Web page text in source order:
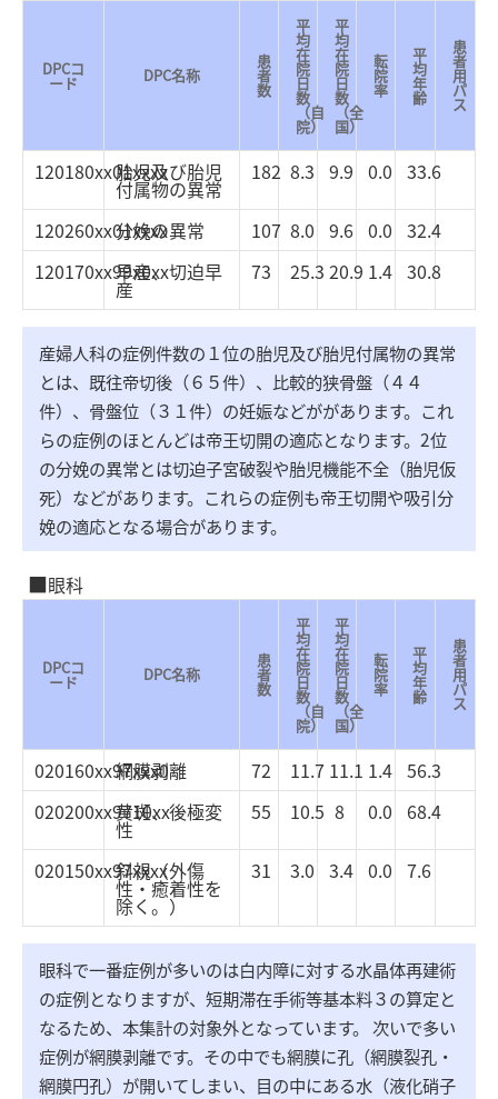
DPCコ
ード DPC名称
患
者
数
平
均
在
院
日
数
（自
院）
平
均
在
院
日
数
（全
国）
転
院
率
平
均
年
齢
患
者
用
パ
ス
120180xx01xxxx胎児及び胎児
付属物の異常
182 8.3 9.9 0.0 33.6
120260xx01xxxx
分娩の異常 107 8.0 9.6 0.0 32.4
120170xx99x0xx早産、切迫早
産
73 25.3 20.9 1.4 30.8
産婦人科の症例件数の１位の胎児及び胎児付属物の異常
とは、既往帝切後（６５件）、比較的狭骨盤（４４
件）、骨盤位（３１件）の妊娠などががあります。これ
らの症例のほとんどは帝王切開の適応となります。2位
の分娩の異常とは切迫子宮破裂や胎児機能不全（胎児仮
死）などがあります。これらの症例も帝王切開や吸引分
娩の適応となる場合があります。
眼科
DPCコ
ード DPC名称
患
者
数
平
均
在
院
日
数
（自
院）
平
均
在
院
日
数
（全
国）
転
院
率
平
均
年
齢
患
者
用
パ
ス
020160xx97xxx0
網膜剥離 72 11.7 11.1 1.4 56.3
020200xx9710xx黄斑、後極変
性
55 10.5 8 0.0 68.4
020150xx97xxxx
斜視（外傷
性・癒着性を
除く。）
31 3.0 3.4 0.0 7.6
眼科で一番症例が多いのは白内障に対する水晶体再建術
の症例となりますが、短期滞在手術等基本料３の算定と
なるため、本集計の対象外となっています。 次いで多い
症例が網膜剥離です。その中でも網膜に孔（網膜裂孔・
網膜円孔）が開いてしまい、目の中にある水（液化硝子